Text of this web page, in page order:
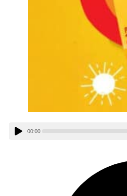
00:00